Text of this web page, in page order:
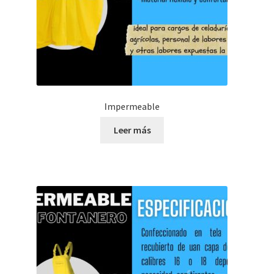
Impermeable
Leer más